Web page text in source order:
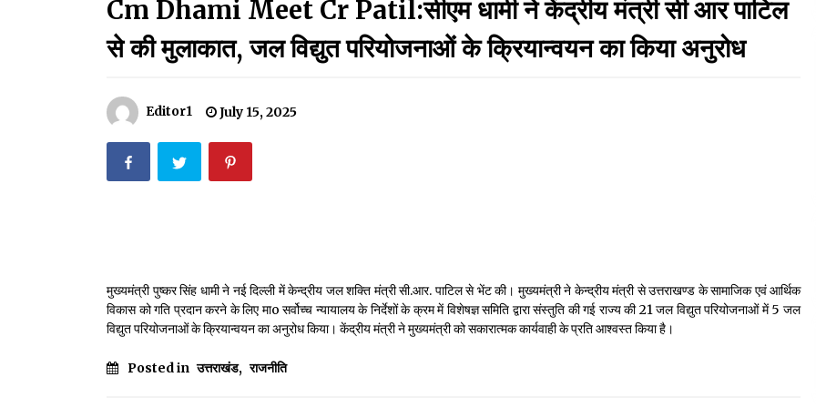
मदरसों का नाम अब्दुल कलाम के नाम पर रखने की घोषणा
December 18, 2023
September 7, 2023
May 14, 2022
Cm Dhami Meet Cr Patil:सीएम धामी ने केंद्रीय मंत्री सी आर पाटिल
से की मुलाकात, जल विद्युत परियोजनाओं के क्रियान्वयन का किया अनुरोध
Editor1 July 15, 2025
मुख्यमंत्री पुष्कर सिंह धामी ने नई दिल्ली में केन्द्रीय जल शक्ति मंत्री सी.आर. पाटिल से भेंट की। मुख्यमंत्री ने केन्द्रीय मंत्री से उत्तराखण्ड के सामाजिक एवं आर्थिक
विकास को गति प्रदान करने के लिए माo सर्वोच्च न्यायालय के निर्देशों के क्रम में विशेषज्ञ समिति द्वारा संस्तुति की गई राज्य की 21 जल विद्युत परियोजनाओं में 5 जल
विद्युत परियोजनाओं के क्रियान्वयन का अनुरोध किया। केंद्रीय मंत्री ने मुख्यमंत्री को सकारात्मक कार्यवाही के प्रति आश्वस्त किया है।
Posted in उत्तराखंड, राजनीति